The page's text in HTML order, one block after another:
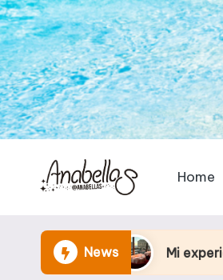
Home
News
Mi experiencia cenando